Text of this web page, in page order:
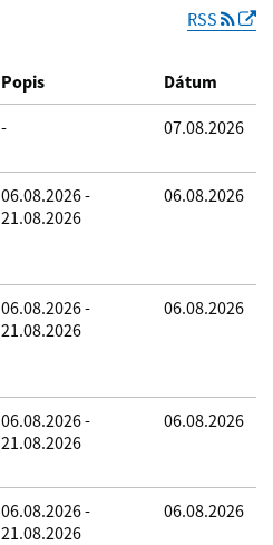
RSS
Popis Dátum
- 07.08.2026
06.08.2026 -
21.08.2026
06.08.2026
06.08.2026 -
21.08.2026
06.08.2026
06.08.2026 -
21.08.2026
06.08.2026
06.08.2026 -
21.08.2026
06.08.2026